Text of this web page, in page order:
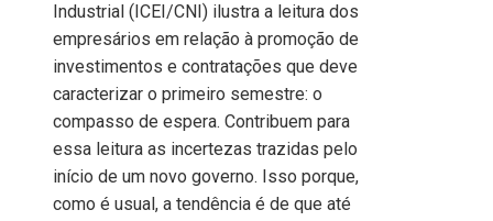
Industrial (ICEI/CNI) ilustra a leitura dos
empresários em relação à promoção de
investimentos e contratações que deve
caracterizar o primeiro semestre: o
compasso de espera. Contribuem para
essa leitura as incertezas trazidas pelo
início de um novo governo. Isso porque,
como é usual, a tendência é de que até